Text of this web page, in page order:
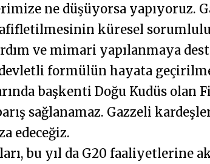
ne düşüyorsa yapıyoruz.
küresel
ve mimari yapılanmaya
formülün hayata
başkenti Doğu Kudüs olan
sağlanamaz. Gazzeli
edeceğiz.
bu yıl da G20 faaliyetlerine